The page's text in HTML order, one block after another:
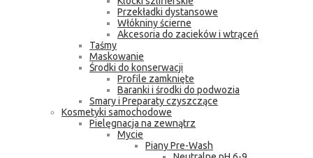
Przekładki dystansowe
Włókniny ścierne
Akcesoria do zacieków i wtrąceń
Taśmy
Maskowanie
Środki do konserwacji
Profile zamknięte
Baranki i środki do podwozia
Smary i Preparaty czyszczące
Kosmetyki samochodowe
Pielęgnacja na zewnątrz
Mycie
Piany Pre-Wash